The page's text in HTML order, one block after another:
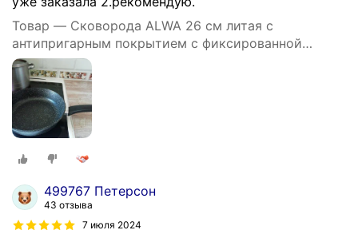
Товар — Cковорода ALWA 26 см литая с
антипригарным покрытием с фиксированной
ручкой цвет мрамор
499767 Петерсон
43 отзыва
7 июля 2024